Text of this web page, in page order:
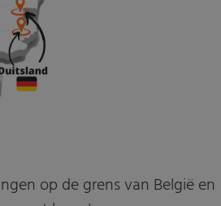
op de grens van België en